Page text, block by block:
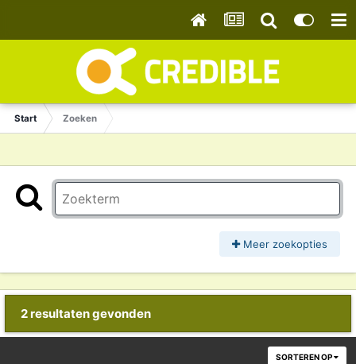
Start Zoeken
Meer zoekopties
2 resultaten gevonden
SORTEREN OP